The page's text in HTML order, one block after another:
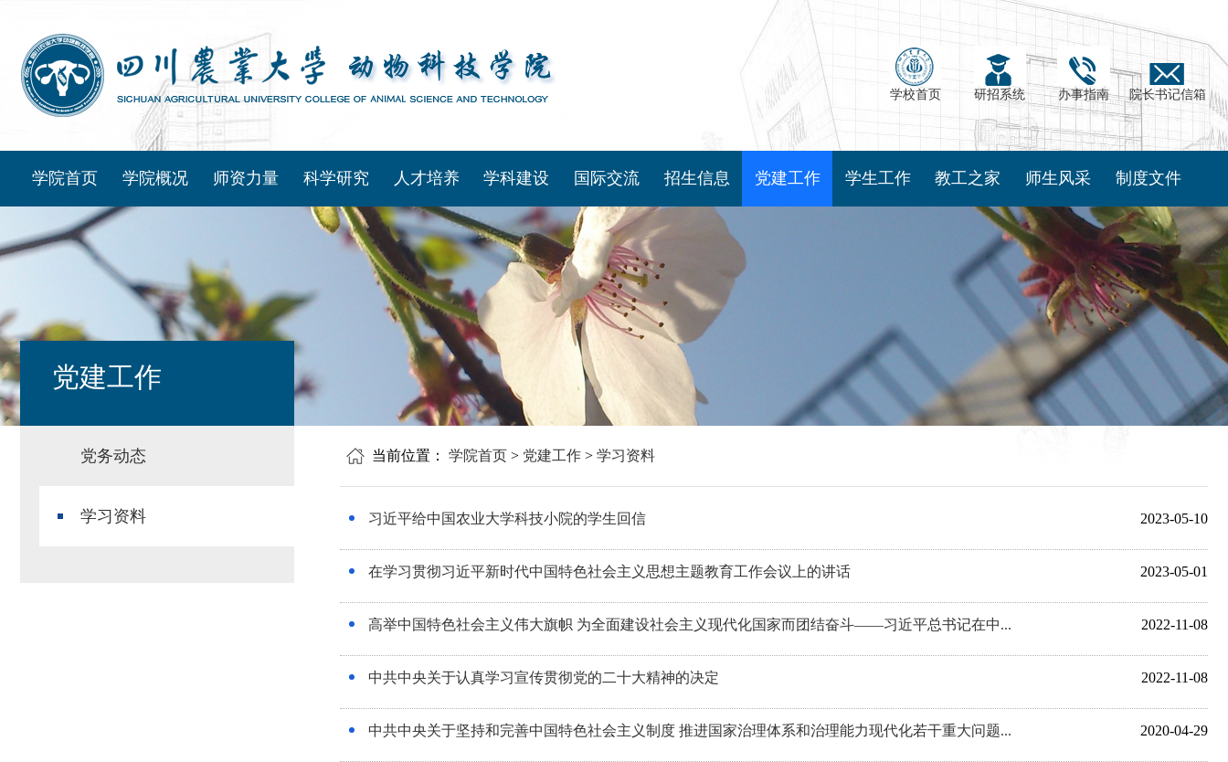
学校首页 研招系统 办事指南 院长书记信箱
学院首页 学院概况 师资力量 科学研究 人才培养 学科建设 国际交流 招生信息 党建工作 学生工作 教工之家 师生风采 制度文件
党建工作
党务动态
学习资料
当前位置： 学院首页 > 党建工作 > 学习资料
2023-05-10
习近平给中国农业大学科技小院的学生回信
2023-05-01
在学习贯彻习近平新时代中国特色社会主义思想主题教育工作会议上的讲话
2022-11-08
高举中国特色社会主义伟大旗帜 为全面建设社会主义现代化国家而团结奋斗——习近平总书记在中...
2022-11-08
中共中央关于认真学习宣传贯彻党的二十大精神的决定
2020-04-29
中共中央关于坚持和完善中国特色社会主义制度 推进国家治理体系和治理能力现代化若干重大问题...